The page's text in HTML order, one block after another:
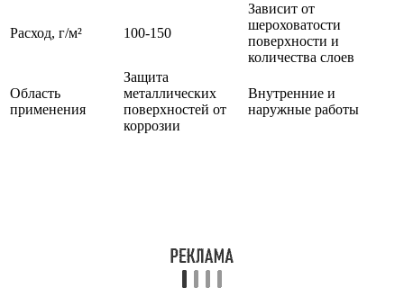
Расход, г/м² 100-150
Зависит от
шероховатости
поверхности и
количества слоев
Область
применения
Защита
металлических
поверхностей от
коррозии
Внутренние и
наружные работы